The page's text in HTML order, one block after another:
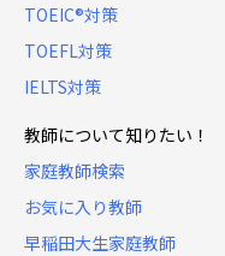
TOEIC®対策
TOEFL対策
IELTS対策
教師について知りたい！
家庭教師検索
お気に入り教師
早稲田大生家庭教師